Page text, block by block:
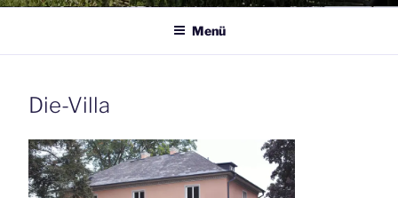
Menü
Die-Villa